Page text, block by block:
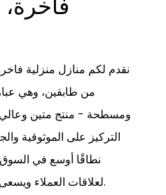
من طابقين، وهي
ومسطحة - منتج متين وعالي
التركيز على الموثوقية
نطاقًا أوسع في
لعلاقات العملاء ويسعى جاهداً لتحقيق ولاء العملاء من خلال التحسين المستمر للجودة.